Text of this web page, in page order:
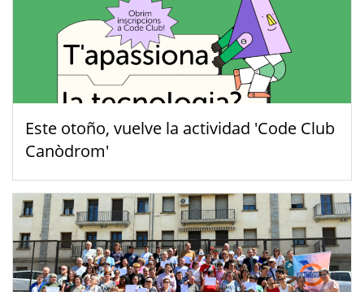
Este otoño, vuelve la actividad 'Code Club
Canòdrom'